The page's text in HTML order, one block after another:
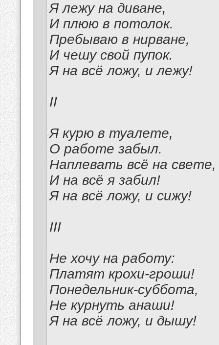
Я лежу на диване,
И плюю в потолок.
Пребываю в нирване,
И чешу свой пупок.
Я на всё ложу, и лежу!
II
Я курю в туалете,
О работе забыл.
Наплевать всё на свете,
И на всё я забил!
Я на всё ложу, и сижу!
III
Не хочу на работу:
Платят крохи-гроши!
Понедельник-суббота,
Не курнуть анаши!
Я на всё ложу, и дышу!